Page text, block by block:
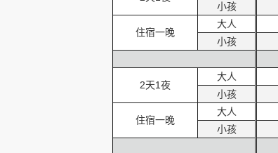
小孩
住宿一晚
大人
小孩
2天1夜
大人
小孩
住宿一晚
大人
小孩